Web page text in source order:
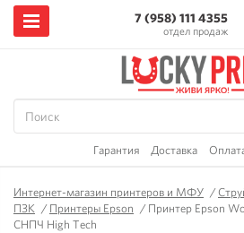
7 (958) 111 4355
отдел продаж
Гарантия Доставка
Интернет-магазин принтеров и МФУ /
ПЗК /Принтеры Epson /Принтер Epson
СНПЧ High Tech